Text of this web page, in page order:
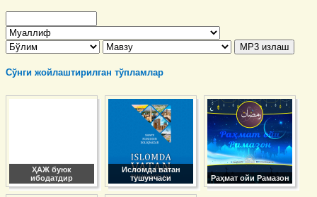
Сўнги жойлаштирилган тўпламлар
ҲАЖ буюк
ибодатдир
Исломда ватан
тушунчаси
Раҳмат ойи Рамазон